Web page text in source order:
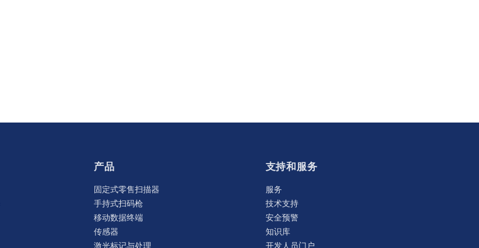
产品
固定式零售扫描器
手持式扫码枪
移动数据终端
传感器
激光标记与处理
支持和服务
服务
技术支持
安全预警
知识库
开发人员门户